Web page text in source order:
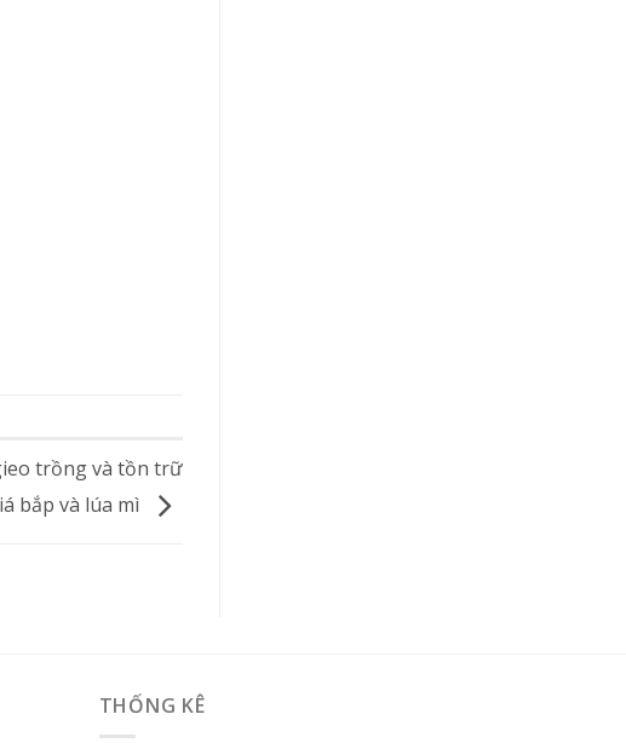
trồng và tồn trữ
bắp và lúa mì
THỐNG KÊ